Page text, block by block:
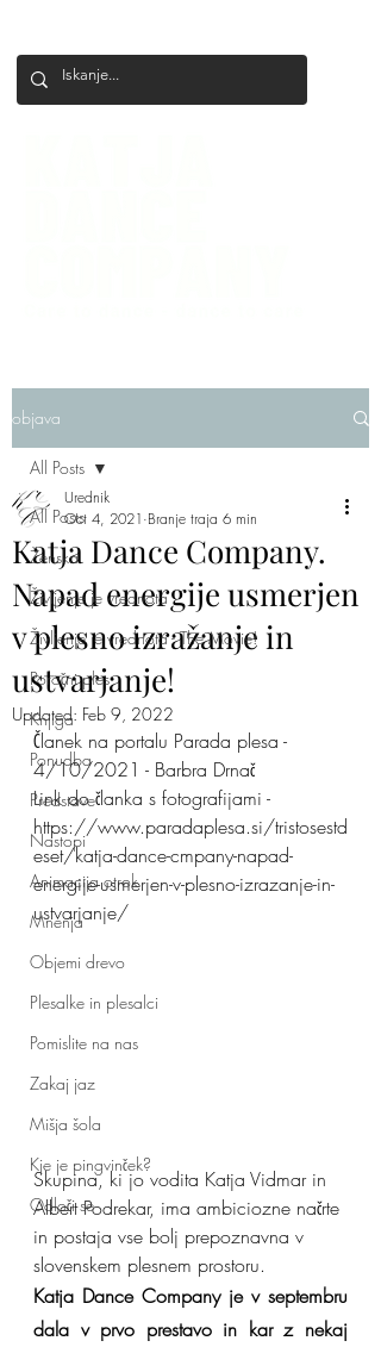
objava
All Posts
Ženska
Življenje je vrednota
Življenje je vrednota - The Movie!
Poročni ples
Knjiga
Ponudba
Predstave
Nastopi
Animacija otrok
Mnenja
Objemi drevo
Plesalke in plesalci
Pomislite na nas
Zakaj jaz
Mišja šola
Kje je pingvinček?
Odloči se
All Posts
Katja Dance Company.
Napad energije usmerjen
v plesno izražanje in
ustvarjanje!
Urednik
Oct 4, 2021 Branje traja 6 min
Updated: Feb 9, 2022
Članek na portalu Parada plesa -
4/10/2021 - Barbra Drnač
Link do članka s fotografijami -
https://www.paradaplesa.si/tristosestd
eset/katja-dance-cmpany-napad-
energije-usmerjen-v-plesno-izrazanje-in-
ustvarjanje/
Skupina, ki jo vodita Katja Vidmar in
Albert Podrekar, ima ambiciozne načrte
in postaja vse bolj prepoznavna v
slovenskem plesnem prostoru.
Katja Dance Company je v septembru
dala v prvo prestavo in kar z nekaj